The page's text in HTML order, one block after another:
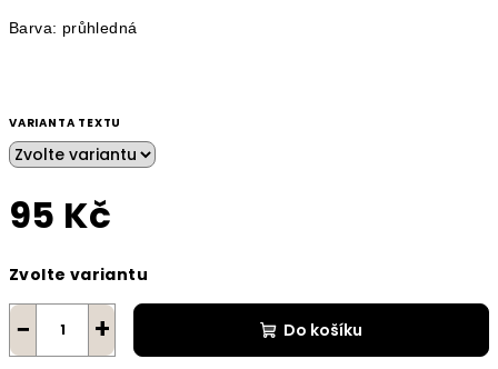
Barva: průhledná
VARIANTA TEXTU
95 Kč
cena:
Zvolte variantu
+
− Do košíku